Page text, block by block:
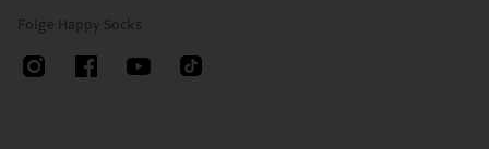
Folge Happy Socks